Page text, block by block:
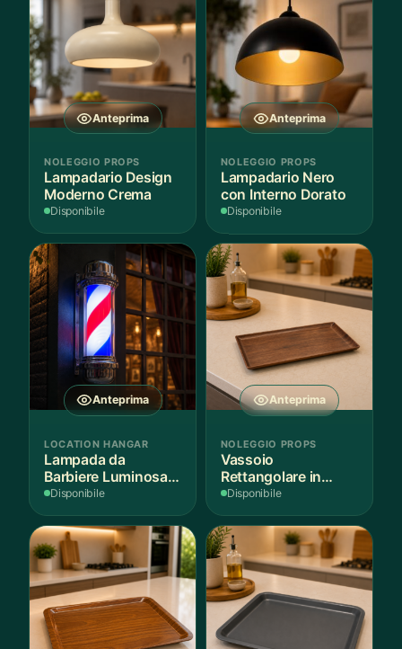
Anteprima
NOLEGGIO PROPS
Lampadario Design
Moderno Crema
Disponibile
Anteprima
NOLEGGIO PROPS
Lampadario Nero
con Interno Dorato
Disponibile
Anteprima
LOCATION HANGAR
Lampada da
Barbiere Luminosa
Rotante
Disponibile
Anteprima
NOLEGGIO PROPS
Vassoio
Rettangolare in
Legno Scuro
Disponibile